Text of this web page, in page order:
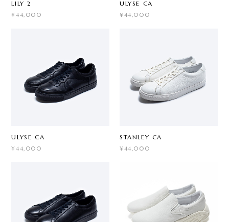
LILY 2
¥44,000
ULYSE CA
¥44,000
ULYSE CA
¥44,000
STANLEY CA
¥44,000